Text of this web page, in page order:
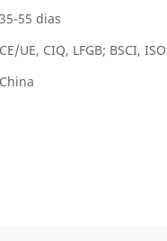
35-55 dias
CE/UE, CIQ, LFGB; BSCI,
China